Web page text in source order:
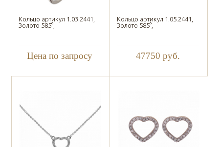
Кольцо артикул 1.03.2441,
Золото 585°,
Цена по запросу
Кольцо артикул 1.05.2441,
Золото 585°,
47750 руб.